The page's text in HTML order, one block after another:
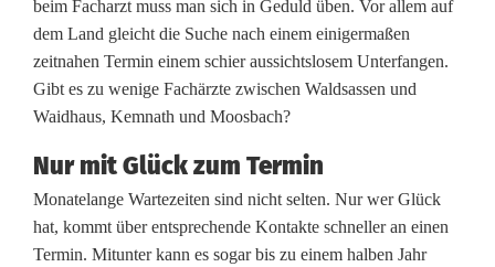
a
c
h
e
i
n
beim Facharzt muss man sich in Geduld üben. Vor allem auf
dem Land gleicht die Suche nach einem einigermaßen
zeitnahen Termin einem schier aussichtslosem Unterfangen.
Gibt es zu wenige Fachärzte zwischen Waldsassen und
Waidhaus, Kemnath und Moosbach?
Nur mit Glück zum Termin
Monatelange Wartezeiten sind nicht selten. Nur wer Glück
hat, kommt über entsprechende Kontakte schneller an einen
Termin. Mitunter kann es sogar bis zu einem halben Jahr